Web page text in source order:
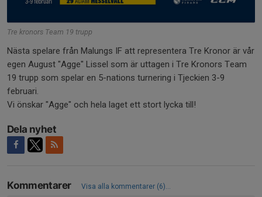
Tre kronors Team 19 trupp
Nästa spelare från Malungs IF att representera Tre Kronor är vår
egen August "Agge" Lissel som är uttagen i Tre Kronors Team
19 trupp som spelar en 5-nations turnering i Tjeckien 3-9
februari.
Vi önskar "Agge" och hela laget ett stort lycka till!
Dela nyhet
Kommentarer Visa alla kommentarer (6)...